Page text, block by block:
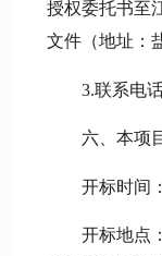
授权委托书至
文件（地址：
3.联系电
六、本项
开标时间
开标地点